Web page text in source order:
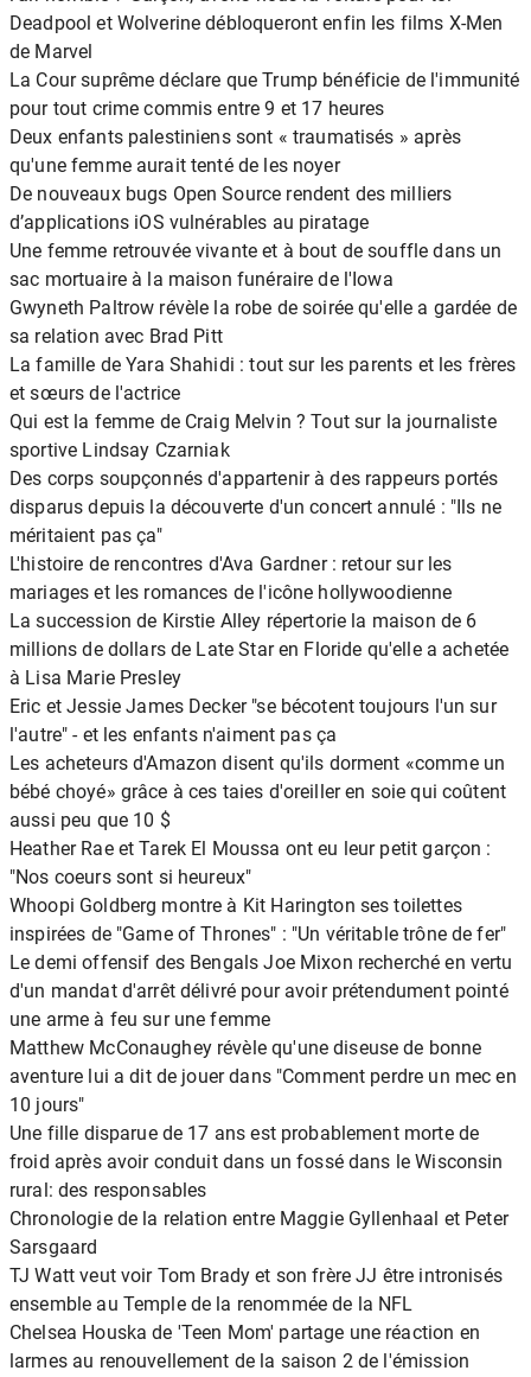
Deadpool et Wolverine débloqueront enfin les films X-Men
de Marvel
La Cour suprême déclare que Trump bénéficie de l'immunité
pour tout crime commis entre 9 et 17 heures
Deux enfants palestiniens sont « traumatisés » après
qu'une femme aurait tenté de les noyer
De nouveaux bugs Open Source rendent des milliers
d’applications iOS vulnérables au piratage
Une femme retrouvée vivante et à bout de souffle dans un
sac mortuaire à la maison funéraire de l'Iowa
Gwyneth Paltrow révèle la robe de soirée qu'elle a gardée de
sa relation avec Brad Pitt
La famille de Yara Shahidi : tout sur les parents et les frères
et sœurs de l'actrice
Qui est la femme de Craig Melvin ? Tout sur la journaliste
sportive Lindsay Czarniak
Des corps soupçonnés d'appartenir à des rappeurs portés
disparus depuis la découverte d'un concert annulé : "Ils ne
méritaient pas ça"
L'histoire de rencontres d'Ava Gardner : retour sur les
mariages et les romances de l'icône hollywoodienne
La succession de Kirstie Alley répertorie la maison de 6
millions de dollars de Late Star en Floride qu'elle a achetée
à Lisa Marie Presley
Eric et Jessie James Decker "se bécotent toujours l'un sur
l'autre" - et les enfants n'aiment pas ça
Les acheteurs d'Amazon disent qu'ils dorment «comme un
bébé choyé» grâce à ces taies d'oreiller en soie qui coûtent
aussi peu que 10 $
Heather Rae et Tarek El Moussa ont eu leur petit garçon :
"Nos coeurs sont si heureux"
Whoopi Goldberg montre à Kit Harington ses toilettes
inspirées de "Game of Thrones" : "Un véritable trône de fer"
Le demi offensif des Bengals Joe Mixon recherché en vertu
d'un mandat d'arrêt délivré pour avoir prétendument pointé
une arme à feu sur une femme
Matthew McConaughey révèle qu'une diseuse de bonne
aventure lui a dit de jouer dans "Comment perdre un mec en
10 jours"
Une fille disparue de 17 ans est probablement morte de
froid après avoir conduit dans un fossé dans le Wisconsin
rural: des responsables
Chronologie de la relation entre Maggie Gyllenhaal et Peter
Sarsgaard
TJ Watt veut voir Tom Brady et son frère JJ être intronisés
ensemble au Temple de la renommée de la NFL
Chelsea Houska de 'Teen Mom' partage une réaction en
larmes au renouvellement de la saison 2 de l'émission